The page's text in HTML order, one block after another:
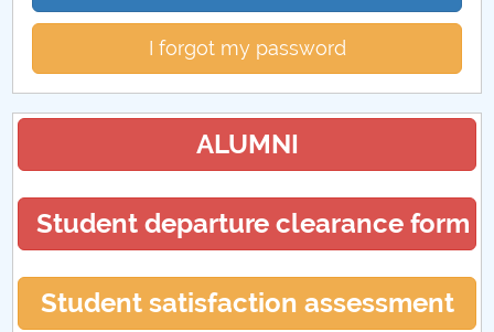
I forgot my password
ALUMNI
Student departure clearance form
Student satisfaction assessment